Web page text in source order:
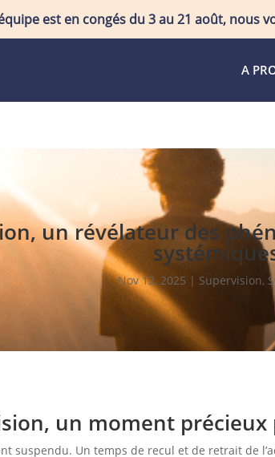
est en congés du 3 au 21 août, nous
A
un révélateur des
Nov 12, 2025 Supervision,
un moment précieux
suspendu. Un temps de recul et de retrait de